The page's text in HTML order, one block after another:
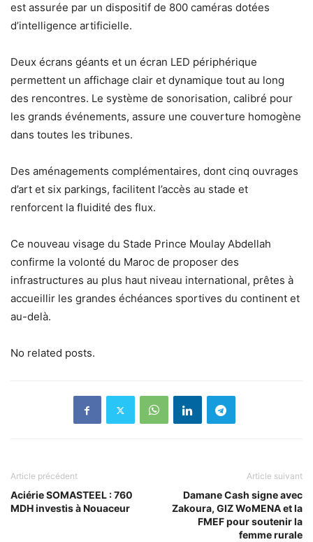
est assurée par un dispositif de 800 caméras dotées
d’intelligence artificielle.
Deux écrans géants et un écran LED périphérique
permettent un affichage clair et dynamique tout au long
des rencontres. Le système de sonorisation, calibré pour
les grands événements, assure une couverture homogène
dans toutes les tribunes.
Des aménagements complémentaires, dont cinq ouvrages
d’art et six parkings, facilitent l’accès au stade et
renforcent la fluidité des flux.
Ce nouveau visage du Stade Prince Moulay Abdellah
confirme la volonté du Maroc de proposer des
infrastructures au plus haut niveau international, prêtes à
accueillir les grandes échéances sportives du continent et
au-delà.
No related posts.
Article précédent
Aciérie SOMASTEEL : 760
MDH investis à Nouaceur
Article suivant
Damane Cash signe avec
Zakoura, GIZ WoMENA et la
FMEF pour soutenir la
femme rurale